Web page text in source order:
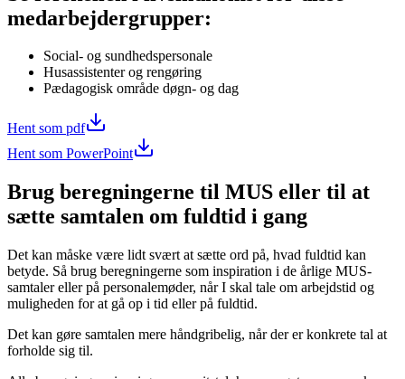
medarbejdergrupper:
Social- og sundhedspersonale
Husassistenter og rengøring
Pædagogisk område døgn- og dag
Hent som pdf
Hent som PowerPoint
Brug beregningerne til MUS eller til at
sætte samtalen om fuldtid i gang
Det kan måske være lidt svært at sætte ord på, hvad fuldtid kan
betyde. Så brug beregningerne som inspiration i de årlige MUS-
samtaler eller på personalemøder, når I skal tale om arbejdstid og
muligheden for at gå op i tid eller på fuldtid.
Det kan gøre samtalen mere håndgribelig, når der er konkrete tal at
forholde sig til.